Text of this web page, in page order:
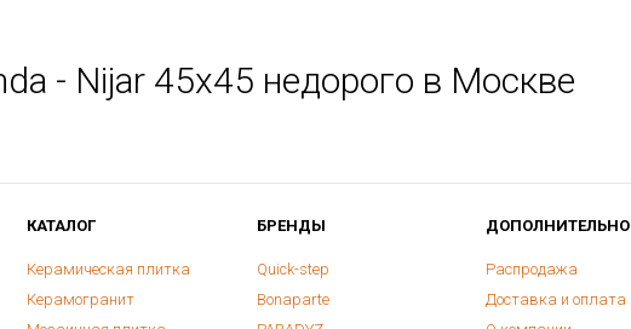
- Nijar 45х45 недорого в Москве
КАТАЛОГ
Керамическая плитка
Керамогранит
БРЕНДЫ
Quick-step
Bonaparte
ДОПОЛНИТЕЛЬНО
Распродажа
Доставка и оплата